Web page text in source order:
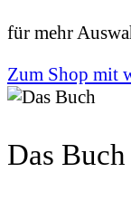
für mehr
Zum Shop mit
Das Buch